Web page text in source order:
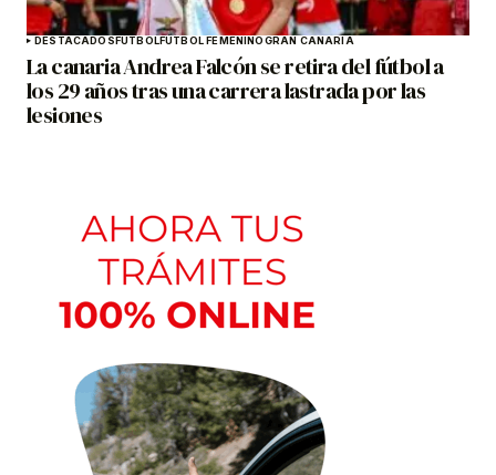
DESTACADOSFÚTBOLFÚTBOL FEMENINOGRAN CANARIA
La canaria Andrea Falcón se retira del fútbol a
los 29 años tras una carrera lastrada por las
lesiones